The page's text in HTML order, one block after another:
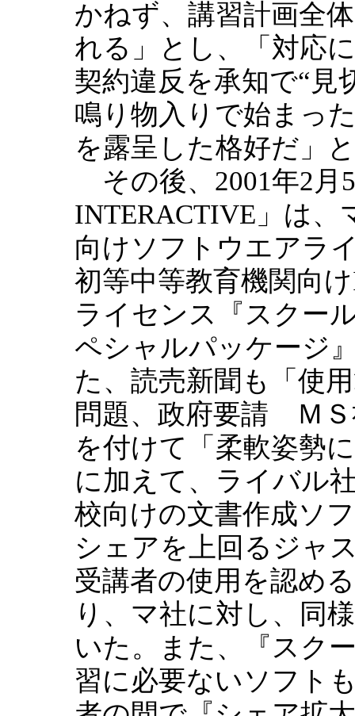
かねず、講習計画全
れる」とし、「対応
契約違反を承知で“見
鳴り物入りで始まっ
を露呈した格好だ」
その後、2001年2月
INTERACTIVE」は
向けソフトウエアラ
初等中等教育機関向
ライセンス『スクー
ペシャルパッケージ
た、読売新聞も「使
問題、政府要請 Ｍ
を付けて「柔軟姿勢
に加えて、ライバル
校向けの文書作成ソ
シェアを上回るジャ
受講者の使用を認め
り、マ社に対し、同
いた。また、『スク
習に必要ないソフト